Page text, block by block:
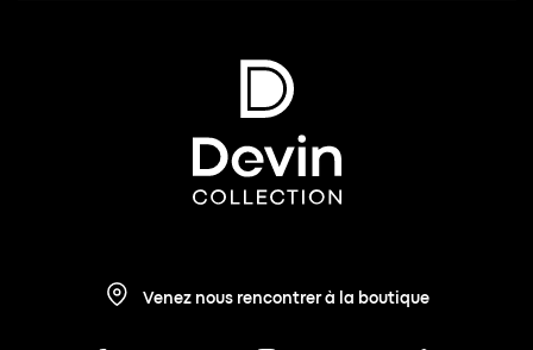
Venez nous rencontrer à la boutique